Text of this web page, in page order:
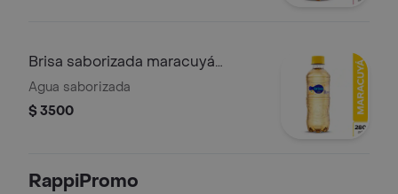
Brisa saborizada maracuyá
280ml
Agua saborizada
$ 3500
RappiPromo